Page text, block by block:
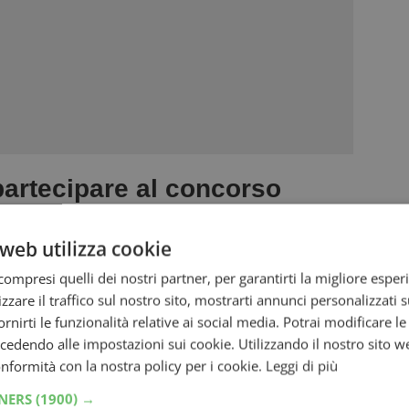
al concorso
e multipliin un unico scontrino,
di prodotti promozionati segnalati
Bennet Vinci a Palla
utilizza cookie
quelli dei nostri partner, per garantirti la migliore
il traffico sul nostro sito, mostrarti annunci personalizzati
le funzionalità relative ai social media. Potrai modificare
alle impostazioni sui cookie. Utilizzando il nostro sito
con la nostra policy per i cookie. Leggi di più
(1900) →